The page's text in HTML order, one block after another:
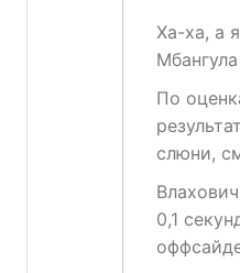
Ха-ха, а
По
слюни,
0,1